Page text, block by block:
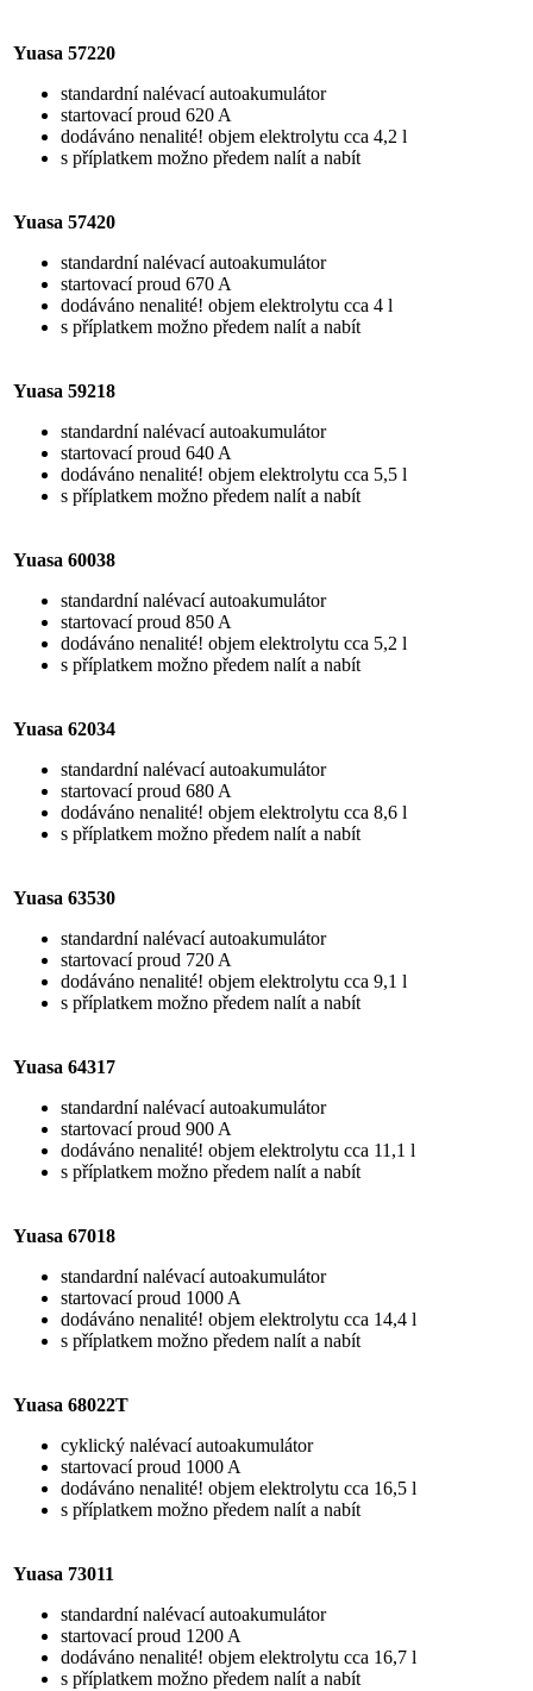
Yuasa 57220
standardní nalévací autoakumulátor
startovací proud 620 A
dodáváno nenalité! objem elektrolytu cca 4,2 l
s příplatkem možno předem nalít a nabít
Yuasa 57420
standardní nalévací autoakumulátor
startovací proud 670 A
dodáváno nenalité! objem elektrolytu cca 4 l
s příplatkem možno předem nalít a nabít
Yuasa 59218
standardní nalévací autoakumulátor
startovací proud 640 A
dodáváno nenalité! objem elektrolytu cca 5,5 l
s příplatkem možno předem nalít a nabít
Yuasa 60038
standardní nalévací autoakumulátor
startovací proud 850 A
dodáváno nenalité! objem elektrolytu cca 5,2 l
s příplatkem možno předem nalít a nabít
Yuasa 62034
standardní nalévací autoakumulátor
startovací proud 680 A
dodáváno nenalité! objem elektrolytu cca 8,6 l
s příplatkem možno předem nalít a nabít
Yuasa 63530
standardní nalévací autoakumulátor
startovací proud 720 A
dodáváno nenalité! objem elektrolytu cca 9,1 l
s příplatkem možno předem nalít a nabít
Yuasa 64317
standardní nalévací autoakumulátor
startovací proud 900 A
dodáváno nenalité! objem elektrolytu cca 11,1 l
s příplatkem možno předem nalít a nabít
Yuasa 67018
standardní nalévací autoakumulátor
startovací proud 1000 A
dodáváno nenalité! objem elektrolytu cca 14,4 l
s příplatkem možno předem nalít a nabít
Yuasa 68022T
cyklický nalévací autoakumulátor
startovací proud 1000 A
dodáváno nenalité! objem elektrolytu cca 16,5 l
s příplatkem možno předem nalít a nabít
Yuasa 73011
standardní nalévací autoakumulátor
startovací proud 1200 A
dodáváno nenalité! objem elektrolytu cca 16,7 l
s příplatkem možno předem nalít a nabít